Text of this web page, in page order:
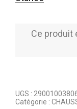
Ce produit
UGS :
Catégorie :